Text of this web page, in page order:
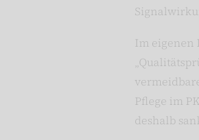
Im eigenen
Pflege im
deshalb